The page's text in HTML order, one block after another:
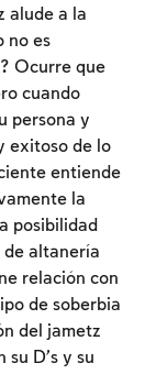
alude a la
no es
Ocurre que
cuando
persona y
exitoso de lo
entiende
la
posibilidad
de altanería
relación con
de soberbia
del jametz
D’s y su